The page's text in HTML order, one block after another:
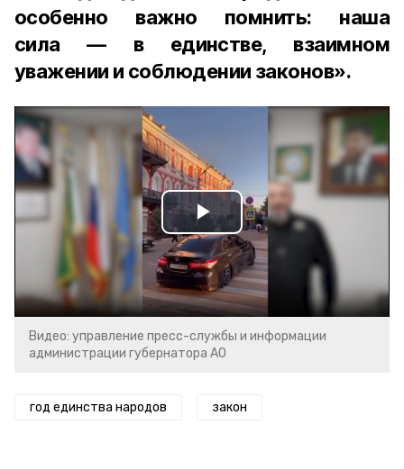
особенно важно помнить: наша
сила — в единстве, взаимном
уважении и соблюдении законов».
Play
Video
Видео: управление пресс-службы и информации
администрации губернатора АО
год единства народов закон